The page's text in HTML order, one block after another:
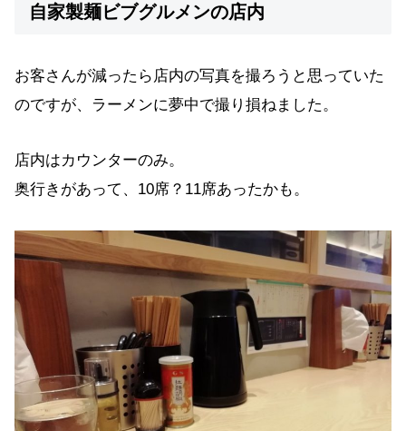
自家製麺ビブグルメンの店内
お客さんが減ったら店内の写真を撮ろうと思っていた
のですが、ラーメンに夢中で撮り損ねました。
店内はカウンターのみ。
奥行きがあって、10席？11席あったかも。